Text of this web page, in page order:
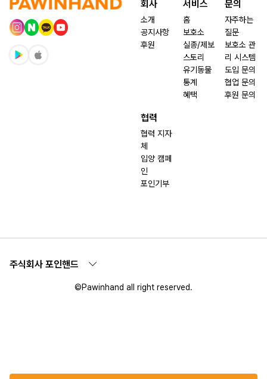
회사
소개
공지사항
후원
서비스
홈
보호소
실종/제보
스토리
유기동물
통계
혜택
문의
자주하는
질문
보호소 관
리 시스템
도입 문의
협업 문의
후원 문의
협력
협력 지자
체
입양 캠페
인
포인기부
주식회사 포인핸드
©Pawinhand all right reserved.